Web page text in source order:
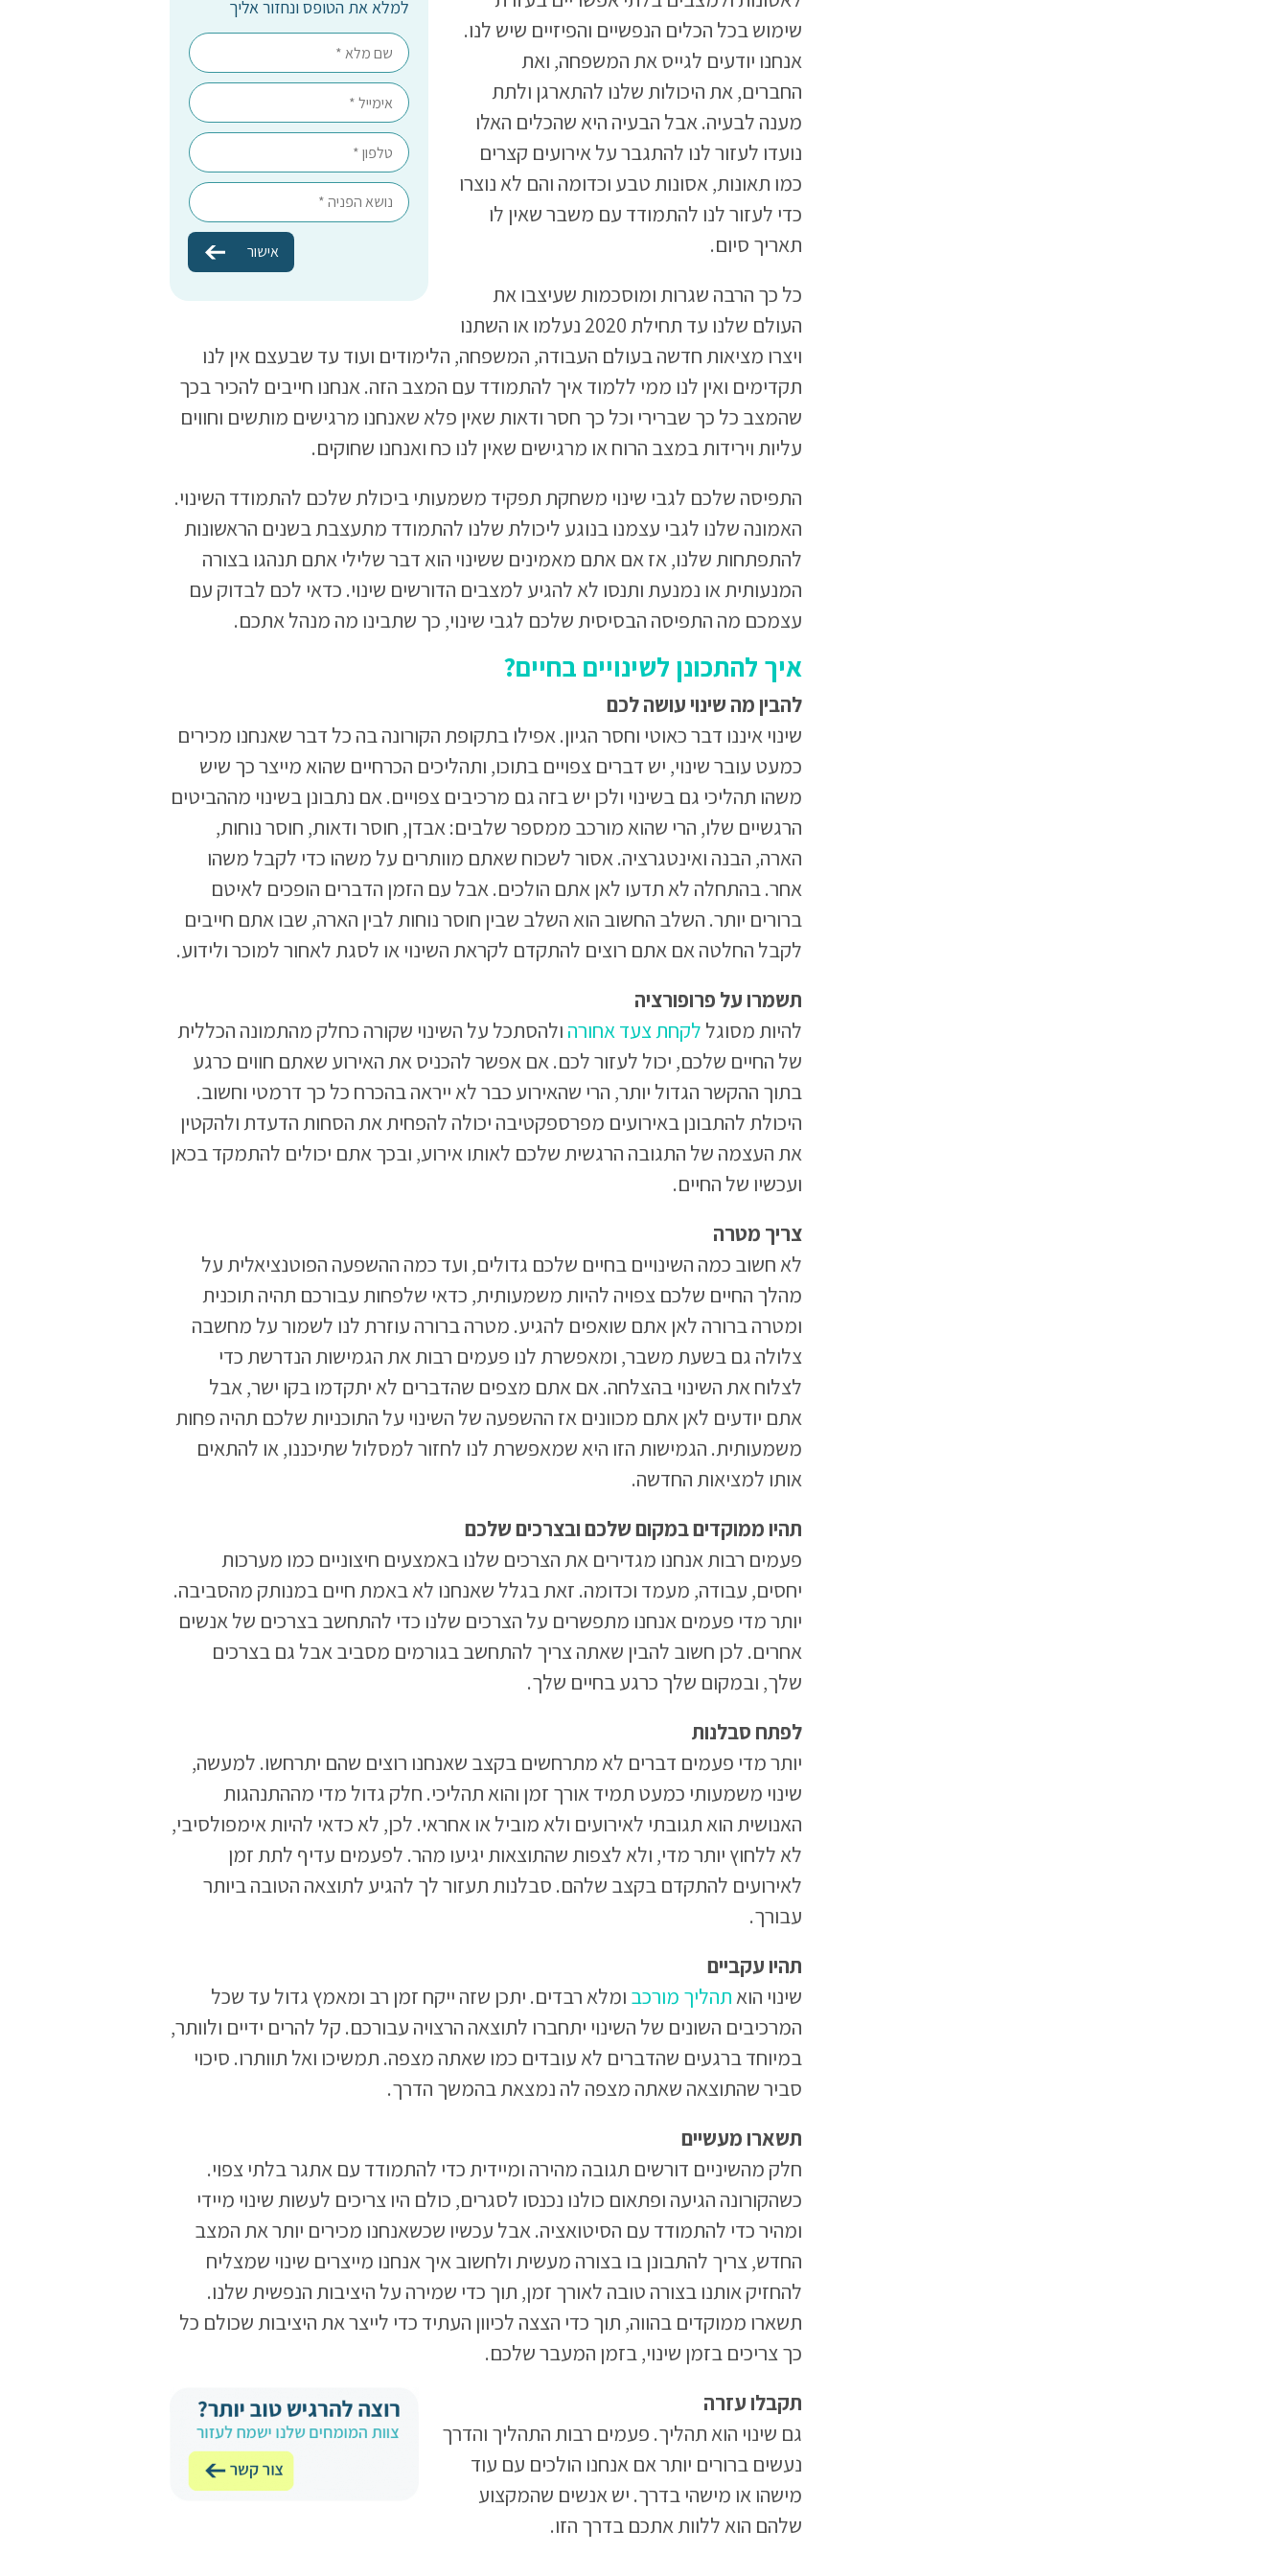
למלא את הטופס ונחזור אליך
שימוש בכל הכלים הנפשיים והפיזיים שיש לנו.
אנחנו יודעים לגייס את המשפחה, ואת
החברים, את היכולות שלנו להתארגן ולתת
מענה לבעיה. אבל הבעיה היא שהכלים האלו
נועדו לעזור לנו להתגבר על אירועים קצרים
כמו תאונות, אסונות טבע וכדומה והם לא נוצרו
כדי לעזור לנו להתמודד עם משבר שאין לו
תאריך סיום.
כל כך הרבה שגרות ומוסכמות שעיצבו את
העולם שלנו עד תחילת 2020 נעלמו או השתנו
ויצרו מציאות חדשה בעולם העבודה, המשפחה, הלימודים ועוד עד שבעצם אין לנו
תקדימים ואין לנו ממי ללמוד איך להתמודד עם המצב הזה. אנחנו חייבים להכיר בכך
שהמצב כל כך שברירי וכל כך חסר ודאות שאין פלא שאנחנו מרגישים מותשים וחווים
עליות וירידות במצב הרוח או מרגישים שאין לנו כח ואנחנו שחוקים.
התפיסה שלכם לגבי שינוי משחקת תפקיד משמעותי ביכולת שלכם להתמודד השינוי.
האמונה שלנו לגבי עצמנו בנוגע ליכולת שלנו להתמודד מתעצבת בשנים הראשונות
להתפתחות שלנו, אז אם אתם מאמינים ששינוי הוא דבר שלילי אתם תנהגו בצורה
המנעותית או נמנעת ותנסו לא להגיע למצבים הדורשים שינוי. כדאי לכם לבדוק עם
עצמכם מה התפיסה הבסיסית שלכם לגבי שינוי, כך שתבינו מה מנהל אתכם.
איך להתכונן לשינויים בחיים?
להבין מה שינוי עושה לכם
שינוי איננו דבר כאוטי וחסר הגיון. אפילו בתקופת הקורונה בה כל דבר שאנחנו מכירים
כמעט עובר שינוי, יש דברים צפויים בתוכו, ותהליכים הכרחיים שהוא מייצר כך שיש
משהו תהליכי גם בשינוי ולכן יש בזה גם מרכיבים צפויים. אם נתבונן בשינוי מההביטים
הרגשיים שלו, הרי שהוא מורכב ממספר שלבים:אבדן, חוסר ודאות, חוסר נוחות,
הארה, הבנה ואינטגרציה.אסור לשכוח שאתם מוותרים על משהו כדי לקבל משהו
אחר. בהתחלה לא תדעו לאן אתם הולכים. אבל עם הזמן הדברים הופכים לאיטם
ברורים יותר. השלב החשוב הוא השלב שבין חוסר נוחות לבין הארה, שבו אתם חייבים
לקבל החלטה אם אתם רוצים להתקדם לקראת השינוי או לסגת לאחור למוכר ולידוע.
תשמרו על פרופורציה
להיות מסוגל לקחת צעד אחורה ולהסתכל על השינוי שקורה כחלק מהתמונה הכללית
של החיים שלכם, יכול לעזור לכם. אם אפשר להכניס את האירוע שאתם חווים כרגע
בתוך ההקשר הגדול יותר, הרי שהאירוע כבר לא ייראה בהכרח כל כך דרמטי וחשוב.
היכולת להתבונן באירועים מפרספקטיבה יכולה להפחית את הסחות הדעדת ולהקטין
את העצמה של התגובה הרגשית שלכם לאותו אירוע, ובכך אתם יכולים להתמקד בכאן
ועכשיו של החיים.
צריך מטרה
לא חשוב כמה השינויים בחיים שלכם גדולים, ועד כמה ההשפעה הפוטנציאלית על
מהלך החיים שלכם צפויה להיות משמעותית, כדאי שלפחות עבורכם תהיה תוכנית
ומטרה ברורה לאן אתם שואפים להגיע. מטרה ברורה עוזרת לנו לשמור על מחשבה
צלולה גם בשעת משבר, ומאפשרת לנו פעמים רבות את הגמישות הנדרשת כדי
לצלוח את השינוי בהצלחה. אם אתם מצפים שהדברים לא יתקדמו בקו ישר, אבל
אתם יודעים לאן אתם מכוונים אז ההשפעה של השינוי על התוכניות שלכם תהיה פחות
משמעותית. הגמישות הזו היא שמאפשרת לנו לחזור למסלול שתיכננו, או להתאים
אותו למציאות החדשה.
תהיו ממוקדים במקום שלכם ובצרכים שלכם
פעמים רבות אנחנו מגדירים את הצרכים שלנו באמצעים חיצוניים כמו מערכות
יחסים, עבודה, מעמד וכדומה. זאת בגלל שאנחנו לא באמת חיים במנותק מהסביבה.
יותר מדי פעמים אנחנו מתפשרים על הצרכים שלנו כדי להתחשב בצרכים של אנשים
אחרים. לכן חשוב להבין שאתה צריך להתחשב בגורמים מסביב אבל גם בצרכים
שלך, ובמקום שלך כרגע בחיים שלך.
לפתח סבלנות
יותר מדי פעמים דברים לא מתרחשים בקצב שאנחנו רוצים שהם יתרחשו. למעשה,
שינוי משמעותי כמעט תמיד אורך זמן והוא תהליכי. חלק גדול מדי מההתנהגות
האנושית הוא תגובתי לאירועים ולא מוביל או אחראי. לכן, לא כדאי להיות אימפולסיבי,
לא ללחוץ יותר מדי, ולא לצפות שהתוצאות יגיעו מהר. לפעמים עדיף לתת זמן
לאירועים להתקדם בקצב שלהם. סבלנות תעזור לך להגיע לתוצאה הטובה ביותר
עבורך.
תהיו עקביים
שינוי הואתהליך מורכב ומלא רבדים. יתכן שזה ייקח זמן רב ומאמץ גדול עד שכל
המרכיבים השונים של השינוי יתחברו לתוצאה הרצויה עבורכם. קל להרים ידיים ולוותר,
במיוחד ברגעים שהדברים לא עובדים כמו שאתה מצפה. תמשיכו ואל תוותרו. סיכוי
סביר שהתוצאה שאתה מצפה לה נמצאת בהמשך הדרך.
תשארו מעשיים
חלק מהשיניים דורשים תגובה מהירה ומיידית כדי להתמודד עם אתגר בלתי צפוי.
כשהקורונה הגיעה ופתאום כולנו נכנסו לסגרים, כולם היו צריכים לעשות שינוי מיידי
ומהיר כדי להתמודד עם הסיטואציה. אבל עכשיו שכשאנחנו מכירים יותר את המצב
החדש, צריך להתבונן בו בצורה מעשית ולחשוב איך אנחנו מייצרים שינוי שמצליח
להחזיק אותנו בצורה טובה לאורך זמן, תוך כדי שמירה על היציבות הנפשית שלנו.
תשארו ממוקדים בהווה, תוך כדי הצצה לכיוון העתיד כדי לייצר את היציבות שכולם כל
כך צריכים בזמן שינוי, בזמן המעבר שלכם.
תקבלו עזרה
גם שינוי הוא תהליך. פעמים רבות התהליך והדרך
נעשים ברורים יותר אם אנחנו הולכים עם עוד
מישהו או מישהי בדרך. יש אנשים שהמקצוע
שלהם הוא ללוות אתכם בדרך הזו.